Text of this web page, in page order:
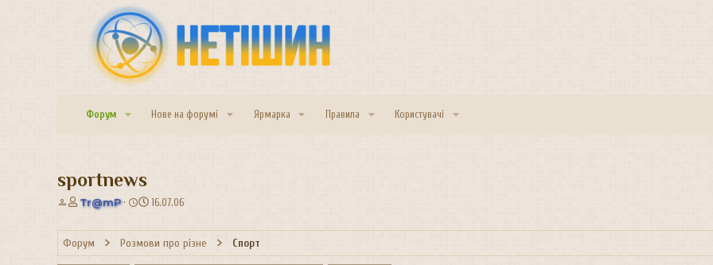
Форум Нове на форумі Ярмарка Правила Користувачі
sportnews
А
т
о
р
Tr@mP
Д
т
а
с
16.07.06
Форум Розмови про різне Спорт